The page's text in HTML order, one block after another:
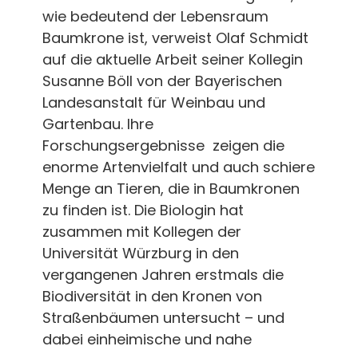
wie bedeutend der Lebensraum
Baumkrone ist, verweist Olaf Schmidt
auf die aktuelle Arbeit seiner Kollegin
Susanne Böll von der Bayerischen
Landesanstalt für Weinbau und
Gartenbau. Ihre
Forschungsergebnisse zeigen die
enorme Artenvielfalt und auch schiere
Menge an Tieren, die in Baumkronen
zu finden ist. Die Biologin hat
zusammen mit Kollegen der
Universität Würzburg in den
vergangenen Jahren erstmals die
Biodiversität in den Kronen von
Straßenbäumen untersucht – und
dabei einheimische und nahe